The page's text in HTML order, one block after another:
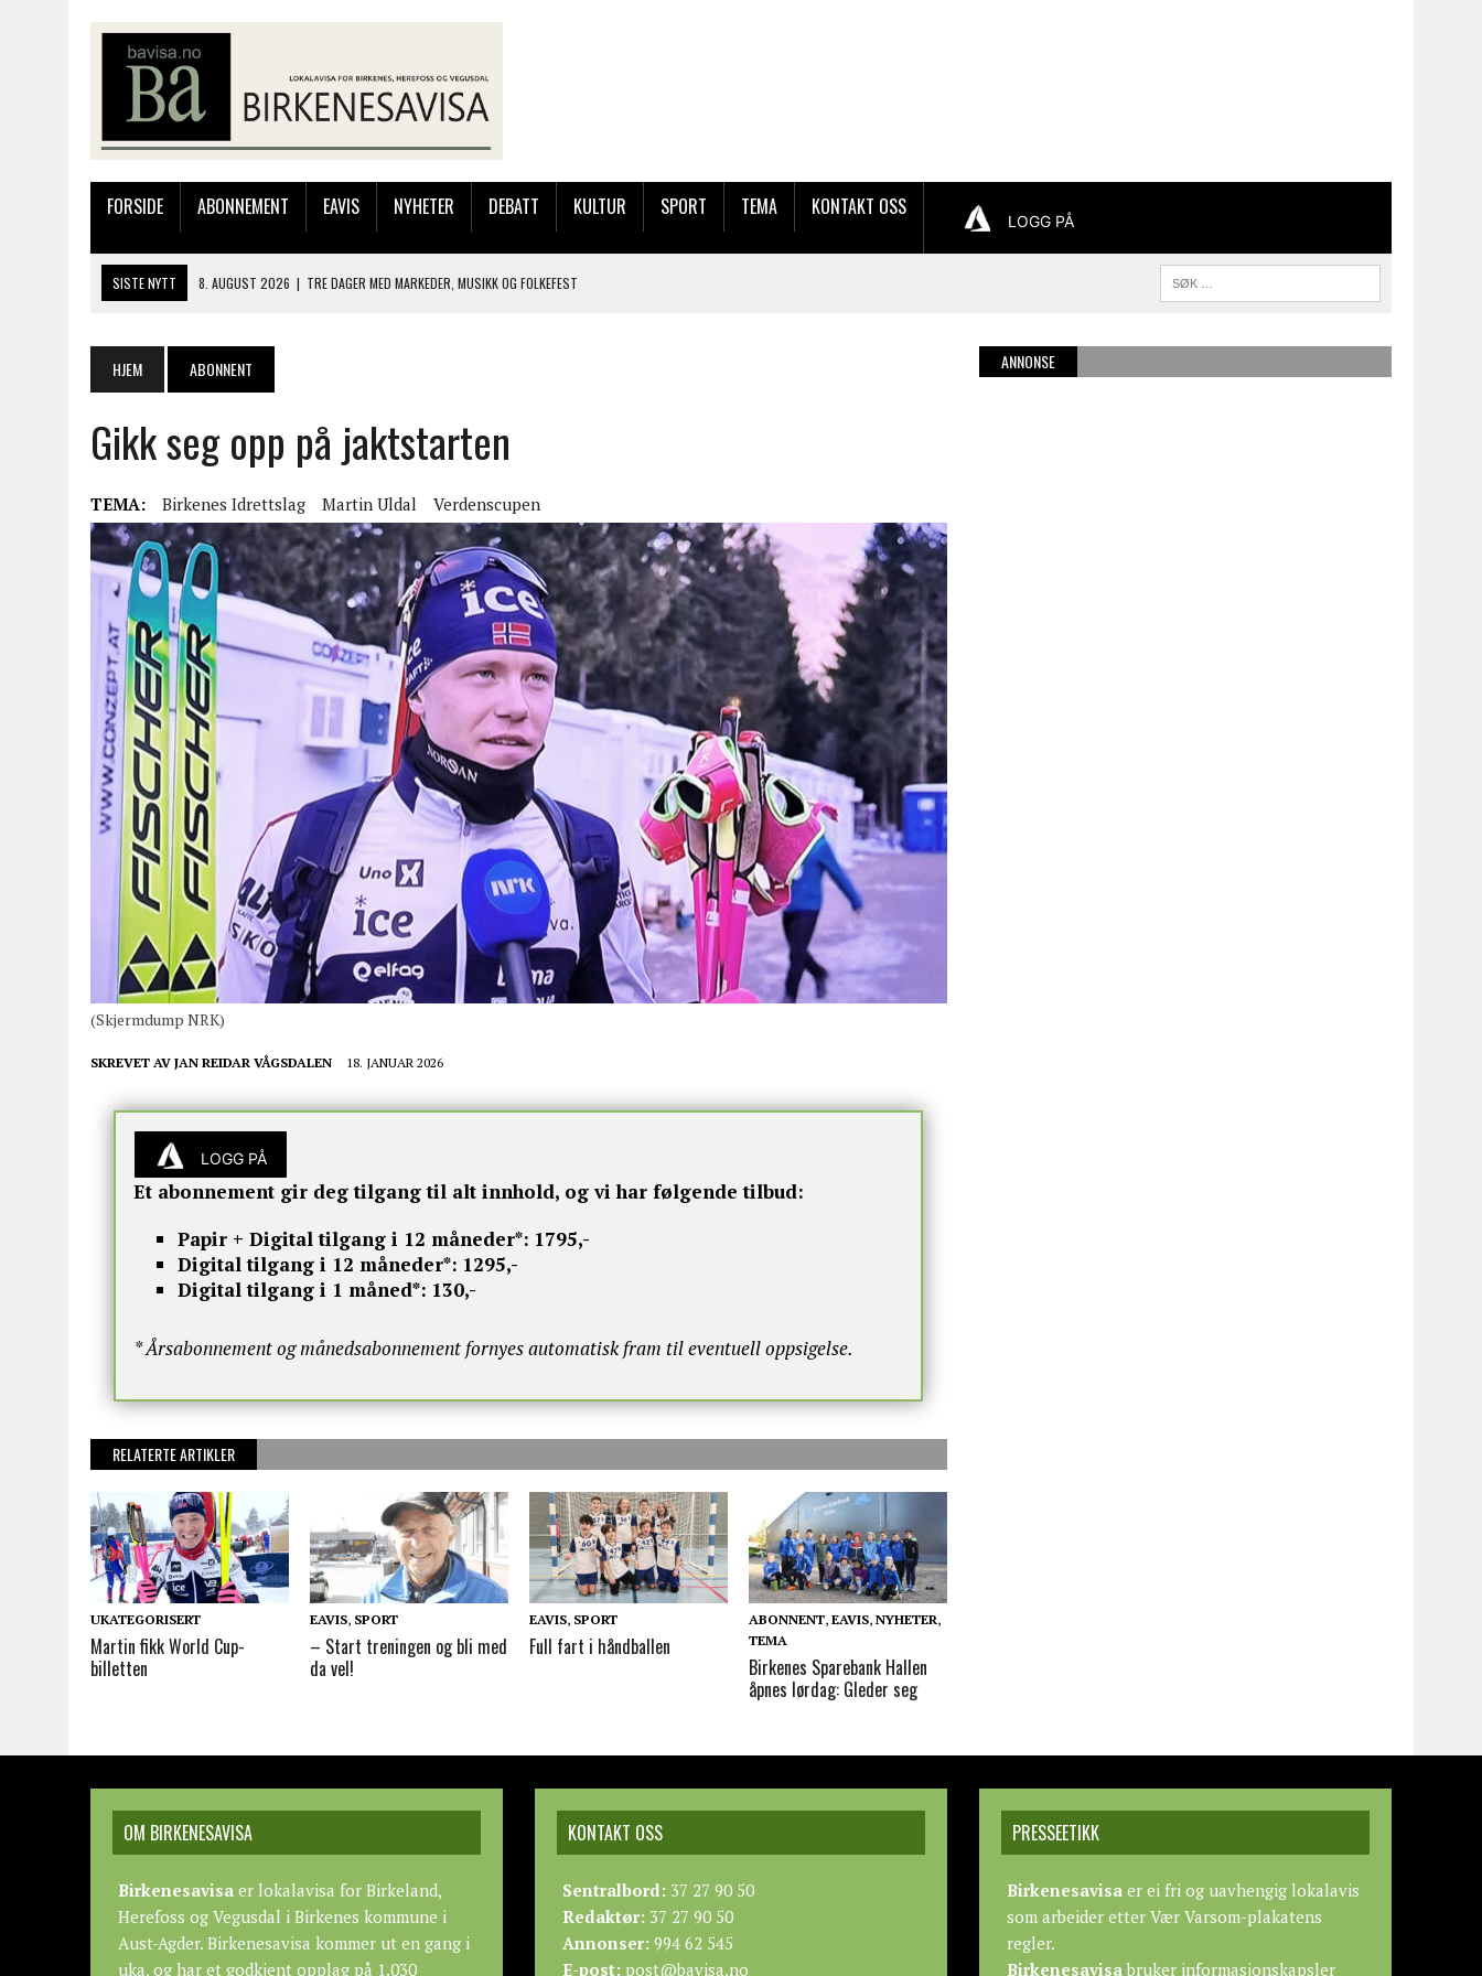
FORSIDE ABONNEMENT EAVIS NYHETER DEBATT KULTUR SPORT TEMA KONTAKT OSS
LOGG PÅ
SISTE NYTT 8. AUGUST 2026 | TRE DAGER MED MARKEDER, MUSIKK OG FOLKEFEST
7. AUGUST 2026 | BARN, DYR OG TRE DAGER MED NYE OPPLEVELSER
8. AUGUST 2026
GAUSLÅ KILE OG HAUGEPLASS AANESEN TOK GULL OG BRONSE PÅ BLINK
HJEM ABONNENT
Gikk seg opp på jaktstarten
TEMA: Birkenes Idrettslag Martin Uldal Verdenscupen
(Skjermdump NRK)
SKREVET AV JAN REIDAR VÅGSDALEN 18. JANUAR 2026
LOGG PÅ
Et abonnement gir deg tilgang til alt innhold, og vi har følgende tilbud:
Papir + Digital tilgang i 12 måneder*: 1795,-
Digital tilgang i 12 måneder*: 1295,-
Digital tilgang i 1 måned*: 130,-
* Årsabonnement og månedsabonnement fornyes automatisk fram til eventuell oppsigelse.
RELATERTE ARTIKLER
UKATEGORISERT
Martin fikk World Cup-
billetten
EAVIS, SPORT
– Start treningen og bli med
da vel!
EAVIS, SPORT
Full fart i håndballen
ABONNENT,EAVIS,NYHETER,
TEMA
Birkenes Sparebank Hallen
åpnes lørdag: Gleder seg
ANNONSE
OM BIRKENESAVISA
Birkenesavisa er lokalavisa for Birkeland,
Herefoss og Vegusdal i Birkenes kommune i
Aust-Agder. Birkenesavisa kommer ut en gang i
uka, og har et godkjent opplag på 1.030
KONTAKT OSS
Sentralbord: 37 27 90 50
Redaktør: 37 27 90 50
Annonser: 994 62 545
E-post: post@bavisa.no
PRESSEETIKK
Birkenesavisa er ei fri og uavhengig lokalavis
som arbeider etterVær Varsom-plakatens
regler.
Birkenesavisabruker informasjonskapsler